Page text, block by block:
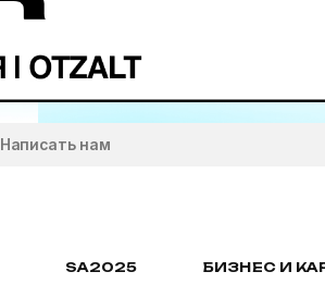
Написать нам
SA2025 БИЗНЕС И